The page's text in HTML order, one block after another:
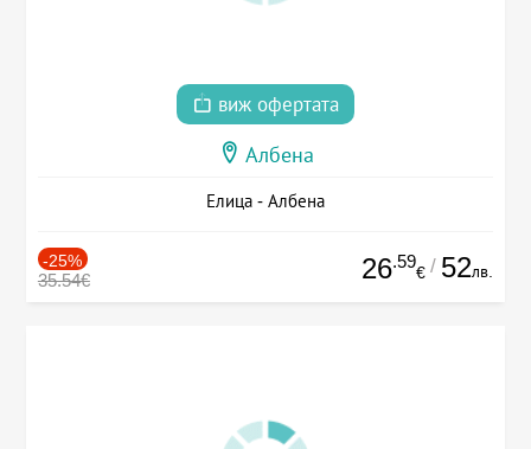
виж офертата
Албена
Елица - Албена
-25%
35.54€ 26.59
€ / 52лв.